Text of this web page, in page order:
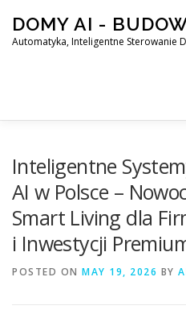
content
DOMY AI -
Automatyka, Inteligentne Sterowanie
SMART DOM AI –
BLOG KONTAKT
Inteligentne
AI w Polsce –
Smart Living dla
i Inwestycji
POSTED ON MAY 19, 2026 BY